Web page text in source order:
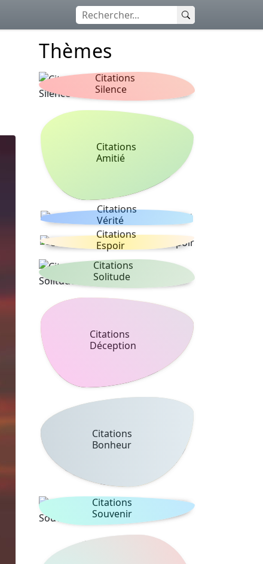
Thèmes
Citations
Silence
Citations
Amitié
Citations
Vérité
Citations
Espoir
Citations
Solitude
Citations
Déception
Citations
Bonheur
Citations
Souvenir